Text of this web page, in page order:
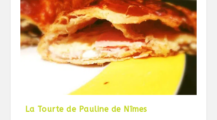
La Tourte de Pauline de Nîmes